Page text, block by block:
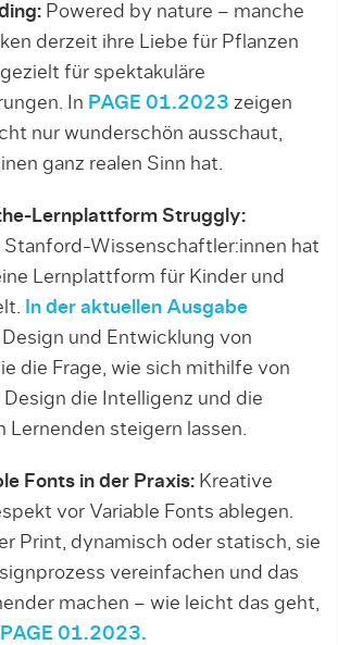
Powered by nature – manche
derzeit ihre Liebe für Pflanzen
für spektakuläre
In PAGE 01.2023 zeigen
nur wunderschön ausschaut,
ganz realen Sinn hat.
Lernplattform Struggly:
Stanford-Wissenschaftler:innen hat
Lernplattform für Kinder und
In der aktuellen Ausgabe
und Entwicklung von
die Frage, wie sich mithilfe von
die Intelligenz und die
Lernenden steigern lassen.
Fonts in der Praxis: Kreative
vor Variable Fonts ablegen.
Print, dynamisch oder statisch, sie
vereinfachen und das
machen – wie leicht das geht,
PAGE 01.2023.